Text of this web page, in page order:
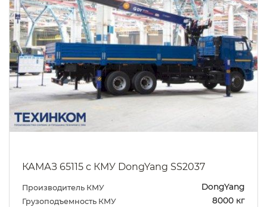
КАМАЗ 65115 с КМУ DongYang SS2037
Производитель КМУ DongYang
Грузоподъемность КМУ 8000 кг